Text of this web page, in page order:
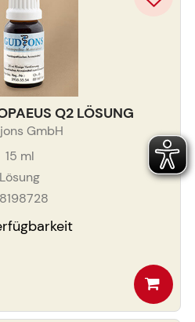
Q2 LÖSUNG
GmbH
15 ml
Lösung